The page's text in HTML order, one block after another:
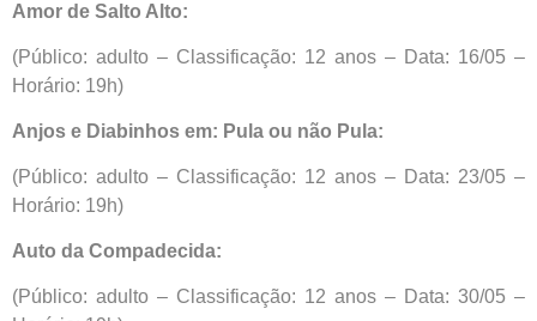
Amor de Salto Alto:
(Público: adulto – Classificação: 12 anos – Data: 16/05 –
Horário: 19h)
Anjos e Diabinhos em: Pula ou não Pula:
(Público: adulto – Classificação: 12 anos – Data: 23/05 –
Horário: 19h)
Auto da Compadecida:
(Público: adulto – Classificação: 12 anos – Data: 30/05 –